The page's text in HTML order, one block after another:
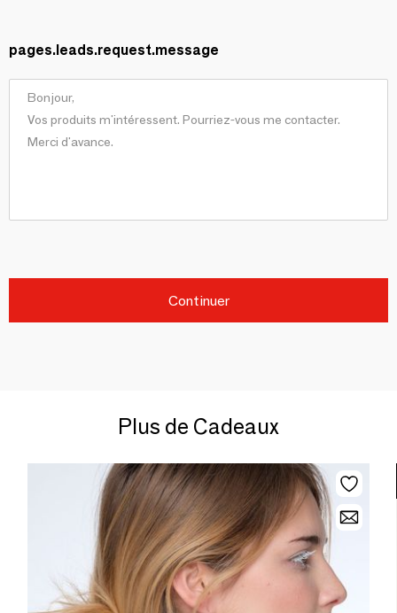
pages.leads.request.message
Continuer
Plus de Cadeaux